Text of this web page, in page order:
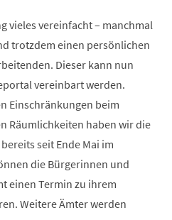
vieles vereinfacht – manchmal
trotzdem einen persönlichen
Dieser kann nun
vereinbart werden.
Einschränkungen beim
Räumlichkeiten haben wir die
seit Ende Mai im
die Bürgerinnen und
einen Termin zu ihrem
Weitere Ämter werden